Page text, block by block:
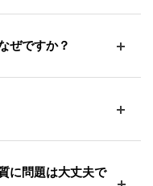
ぜですか？
に問題は大丈夫で